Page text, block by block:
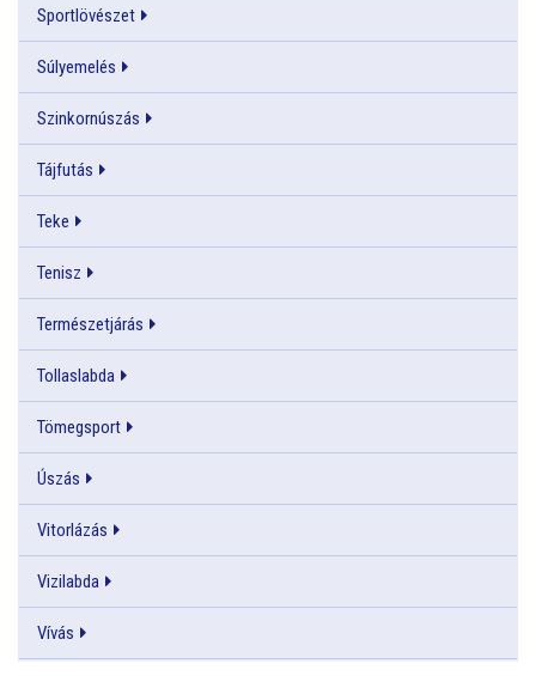
Sportlövészet
Súlyemelés
Szinkornúszás
Tájfutás
Teke
Tenisz
Természetjárás
Tollaslabda
Tömegsport
Úszás
Vitorlázás
Vizilabda
Vívás